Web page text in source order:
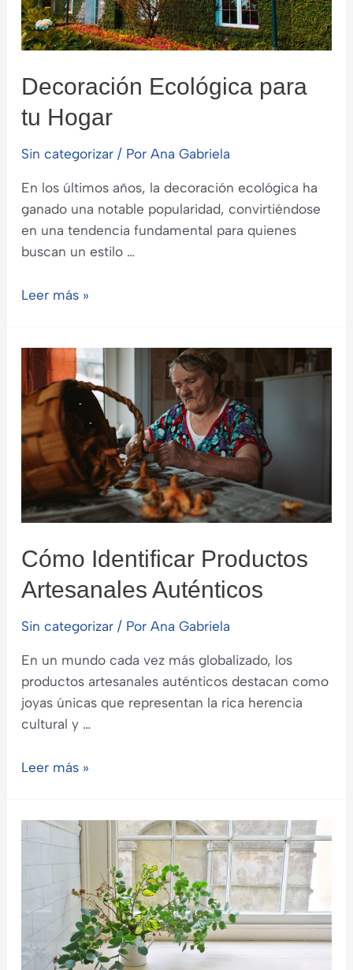
Decoración Ecológica para
tu Hogar
Sin categorizar/ Por Ana Gabriela
En los últimos años, la decoración ecológica ha
ganado una notable popularidad, convirtiéndose
en una tendencia fundamental para quienes
buscan un estilo …
Decoración
tu
Hogar
Leer más »
Cómo Identificar Productos
Artesanales Auténticos
Sin categorizar/ Por Ana Gabriela
En un mundo cada vez más globalizado, los
productos artesanales auténticos destacan como
joyas únicas que representan la rica herencia
cultural y …
Cómo
Artesanales
Auténticos
Leer más »